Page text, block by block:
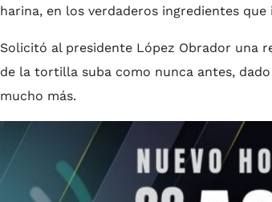
harina, en los verdaderos ingredientes
Solicitó al presidente López Obrador una
de la tortilla suba como nunca antes,
mucho más.